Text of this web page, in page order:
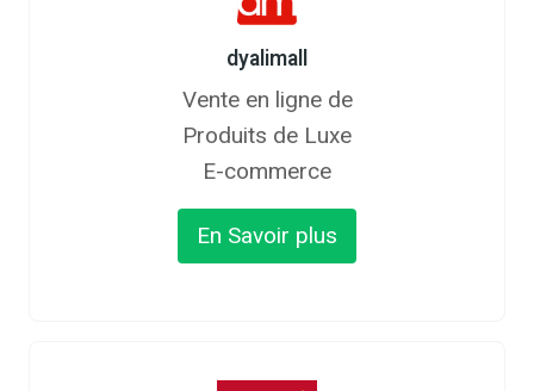
dyalimall
Vente en ligne de
Produits de Luxe
E-commerce
En Savoir plus